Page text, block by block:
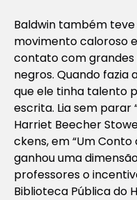
Baldwin também
movimento caloroso
contato com
negros. Quando fazia
que ele tinha talento
escrita. Lia sem parar
Harriet Beecher
ckens, em “Um Conto
ganhou uma
professores o
Biblioteca Pública do